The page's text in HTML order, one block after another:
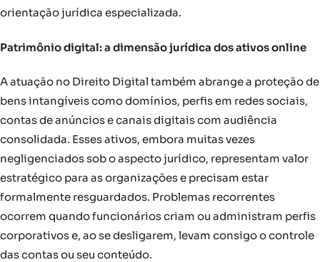
orientação jurídica especializada.
Patrimônio digital: a dimensão jurídica dos ativos online
A atuação no Direito Digital também abrange a proteção de
bens intangíveis como domínios, perfis em redes sociais,
contas de anúncios e canais digitais com audiência
consolidada. Esses ativos, embora muitas vezes
negligenciados sob o aspecto jurídico, representam valor
estratégico para as organizações e precisam estar
formalmente resguardados. Problemas recorrentes
ocorrem quando funcionários criam ou administram perfis
corporativos e, ao se desligarem, levam consigo o controle
das contas ou seu conteúdo.